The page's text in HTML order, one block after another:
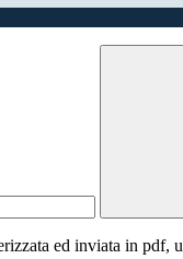
ed inviata in